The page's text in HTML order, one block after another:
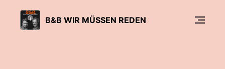
B&B WIR MÜSSEN REDEN